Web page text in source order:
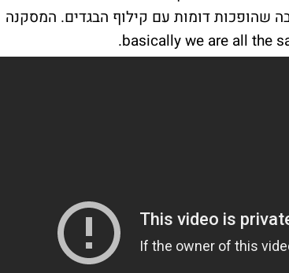
שהופכות דומות עם קילוף הבגדים. המסקנה